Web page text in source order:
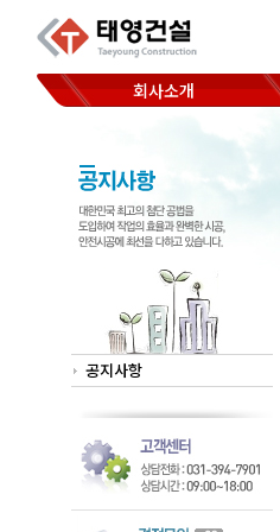
회사소개
CEO 인사말 찾아오시는 길
코아드릴 천공 Hand saw 절단
공지사항